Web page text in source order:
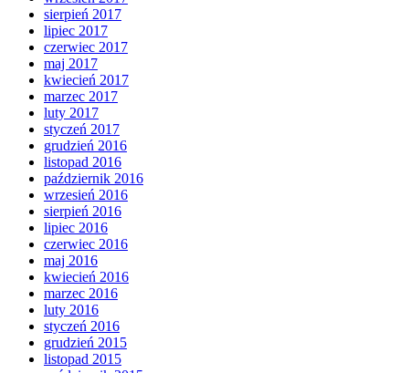
sierpień 2017
lipiec 2017
czerwiec 2017
maj 2017
kwiecień 2017
marzec 2017
luty 2017
styczeń 2017
grudzień 2016
listopad 2016
październik 2016
wrzesień 2016
sierpień 2016
lipiec 2016
czerwiec 2016
maj 2016
kwiecień 2016
marzec 2016
luty 2016
styczeń 2016
grudzień 2015
listopad 2015